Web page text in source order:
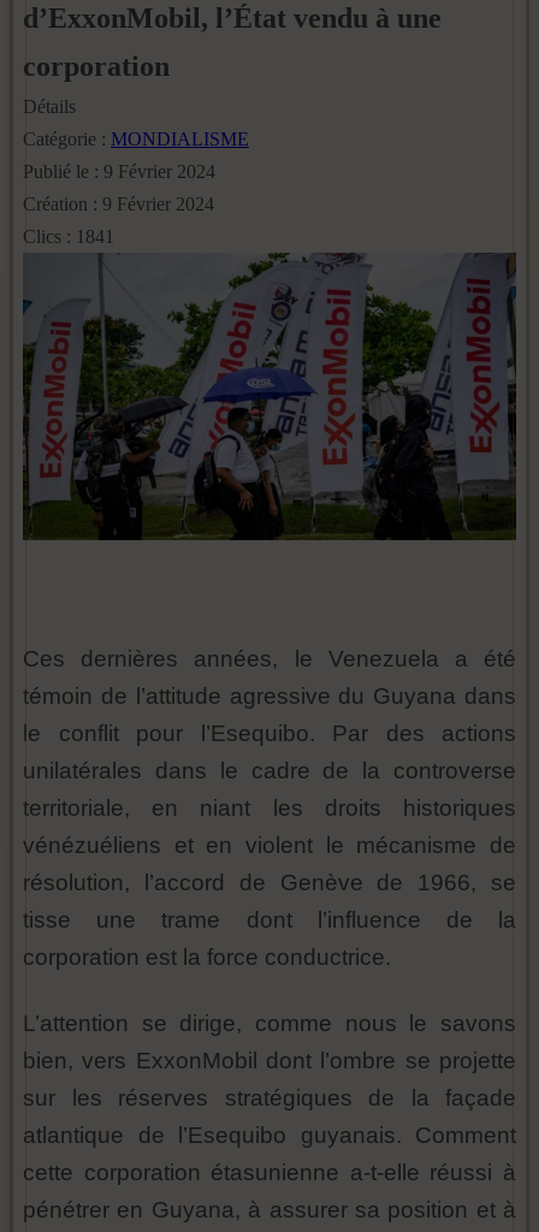
d’ExxonMobil, l’État vendu à une
corporation
Détails
Catégorie : MONDIALISME
Publié le : 9 Février 2024
Création : 9 Février 2024
Clics : 1841
Ces dernières années, le Venezuela a été
témoin de l’attitude agressive du Guyana dans
le conflit pour l’Esequibo. Par des actions
unilatérales dans le cadre de la controverse
territoriale, en niant les droits historiques
vénézuéliens et en violent le mécanisme de
résolution, l’accord de Genève de 1966, se
tisse une trame dont l’influence de la
corporation est la force conductrice.
L’attention se dirige, comme nous le savons
bien, vers ExxonMobil dont l’ombre se projette
sur les réserves stratégiques de la façade
atlantique de l’Esequibo guyanais. Comment
cette corporation étasunienne a-t-elle réussi à
pénétrer en Guyana, à assurer sa position et à